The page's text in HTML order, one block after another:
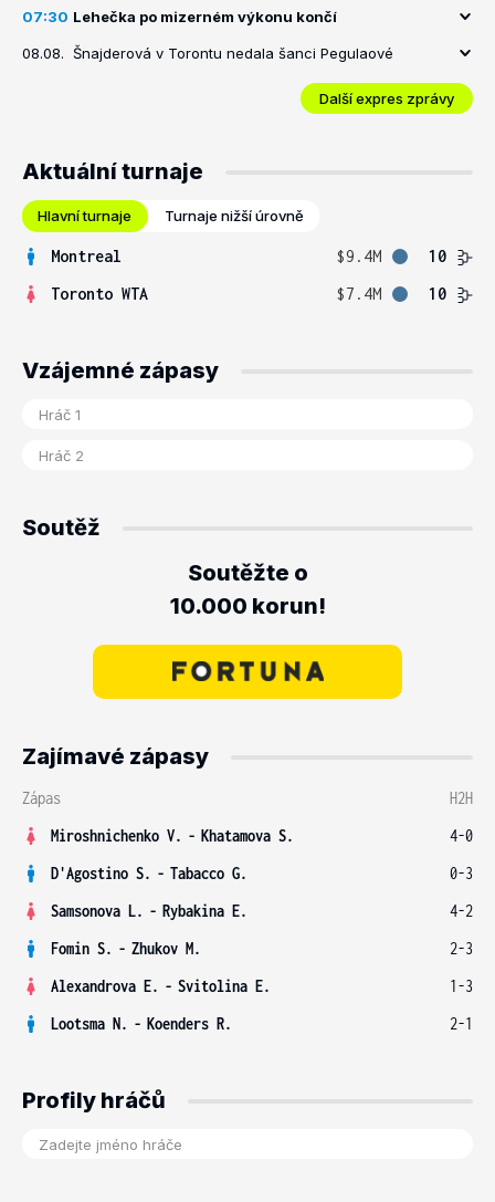
07:30 Lehečka po mizerném výkonu končí
08.08. Šnajderová v Torontu nedala šanci Pegulaové
Další expres zprávy
Aktuální turnaje
Hlavní turnaje Turnaje nižší úrovně
Montreal $9.4M
10
Toronto WTA
$7.4M 10
Vzájemné zápasy
Soutěž
Soutěžte o
10.000 korun!
Zajímavé zápasy
Zápas
H2H
Miroshnichenko V. - Khatamova S.
4-0
D'Agostino S. - Tabacco G.
0-3
Samsonova L. - Rybakina E.
4-2
Fomin S. - Zhukov M.
2-3
Alexandrova E. - Svitolina E.
1-3
Lootsma N. - Koenders R. 2-1
Profily hráčů